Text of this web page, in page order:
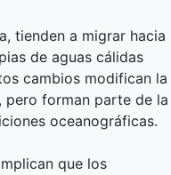
tienden a migrar hacia
de aguas cálidas
cambios modifican la
pero forman parte de la
oceanográficas.
que los